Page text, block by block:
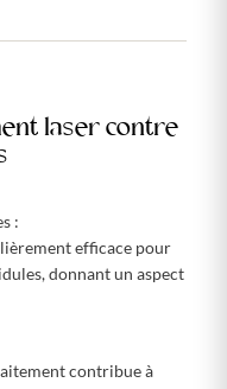
laser contre
:
efficace pour
donnant un aspect
contribue à